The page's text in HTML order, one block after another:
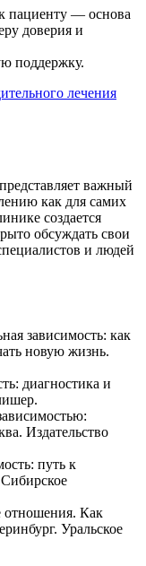
пациенту — основа
доверия и
поддержку.
лечения
важный
как для самих
создается
обсуждать свои
и людей
зависимость: как
новую жизнь.
диагностика и
Издательство
путь к
отношения. Как
Уральское